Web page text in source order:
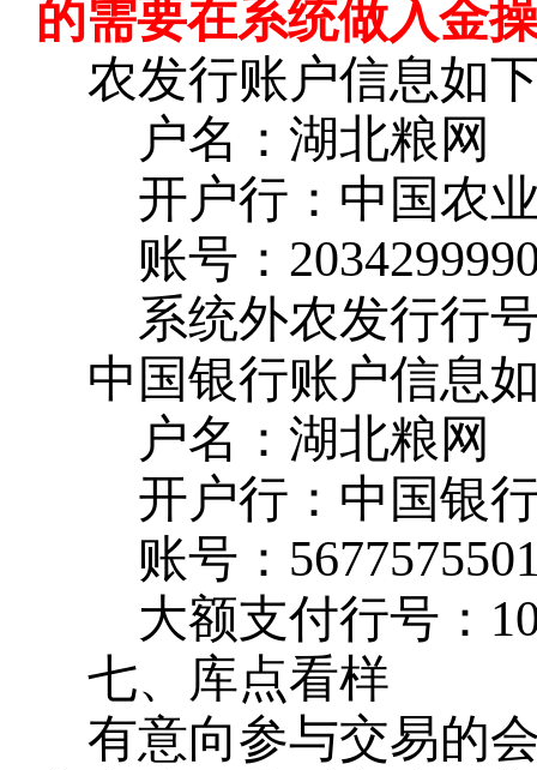
的需要在系统做入金
农发行账户信息如
户名：湖北粮网
开户行：中国农
账号：
系统外农发行行
中国银行账户信息
户名：湖北粮网
开户行：中国银
账号：
大额支付行号：
七、库点看样
有意向参与交易的